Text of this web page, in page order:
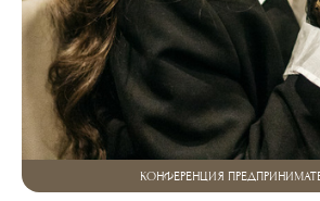
КОНФЕРЕНЦИЯ